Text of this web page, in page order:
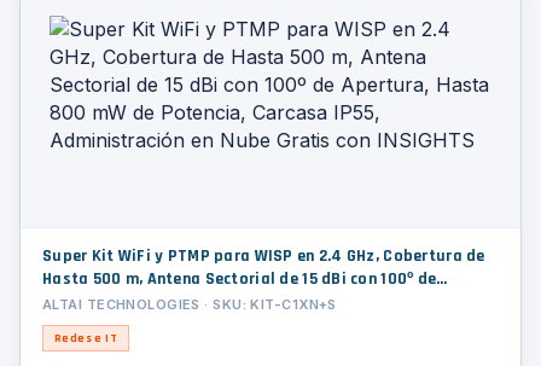
Super Kit WiFi y PTMP para WISP en 2.4 GHz, Cobertura de
Hasta 500 m, Antena Sectorial de 15 dBi con 100º de
Apertura, Hasta 800 mW de Potencia, Carcasa IP55,
Administración en Nube Gratis con INSIGHTS
ALTAI TECHNOLOGIES · SKU: KIT-C1XN+S
Redes e IT